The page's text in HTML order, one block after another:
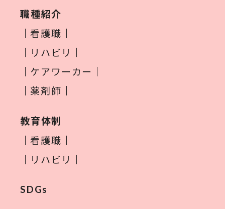
職種紹介
看護職
リハビリ
ケアワーカー
薬剤師
教育体制
看護職
リハビリ
SDGs